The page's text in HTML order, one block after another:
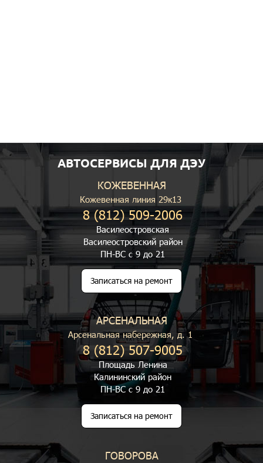
АВТОСЕРВИСЫ ДЛЯ ДЭУ
КОЖЕВЕННАЯ
Кожевенная линия 29к13
8 (812) 509-2006
Василеостровская
Василеостровский район
ПН-ВС с 9 до 21
Записаться на ремонт
АРСЕНАЛЬНАЯ
Арсенальная набережная, д. 1
8 (812) 507-9005
Площадь Ленина
Калининский район
ПН-ВС с 9 до 21
Записаться на ремонт
ГОВОРОВА